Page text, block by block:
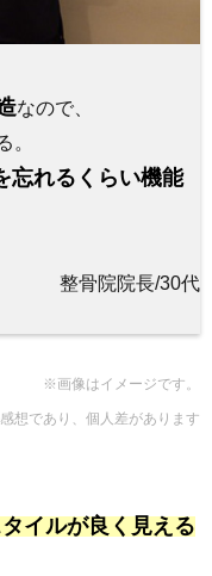
なので、
。
忘れるくらい機能
整骨院院長/30代
※画像はイメージです。
想であり、個人差があります
イルが良く見える